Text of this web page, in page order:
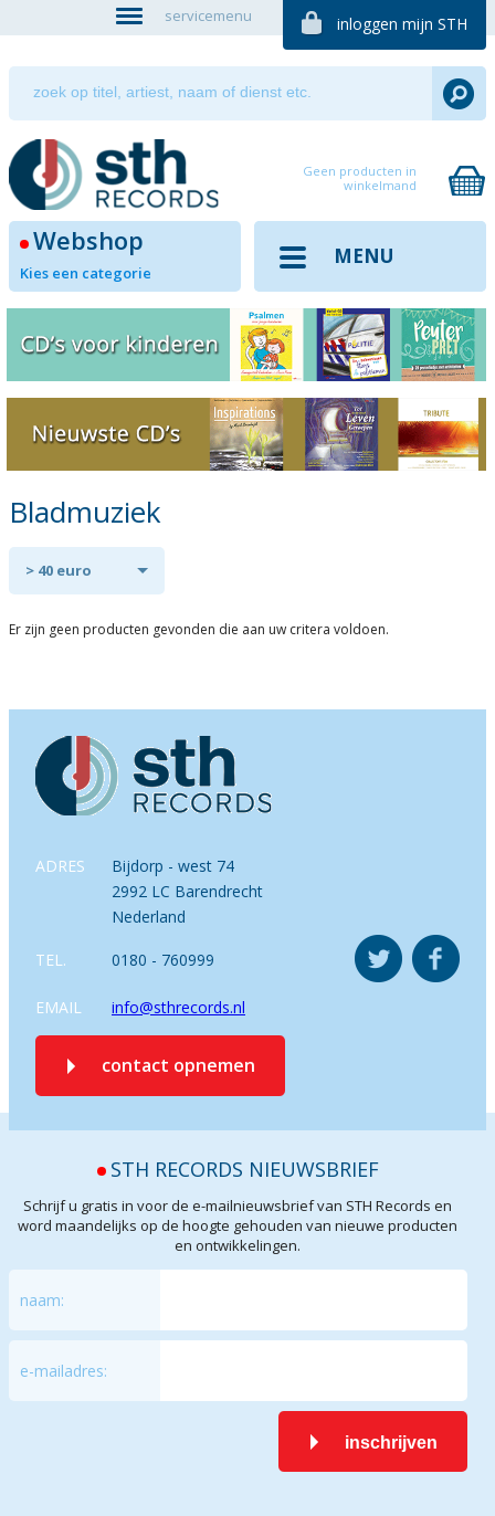
servicemenu inloggen mijn STH
Geen producten in
winkelmand
Webshop
Kies een categorie
MENU
Bladmuziek
> 40 euro
Er zijn geen producten gevonden die aan uw critera voldoen.
ADRES
Bijdorp - west 74
2992 LC Barendrecht
Nederland
TEL. 0180 - 760999
EMAIL info@sthrecords.nl
contact opnemen
STH RECORDS NIEUWSBRIEF
Schrijf u gratis in voor de e-mailnieuwsbrief van STH Records en
word maandelijks op de hoogte gehouden van nieuwe producten
en ontwikkelingen.
naam:
e-mailadres:
inschrijven